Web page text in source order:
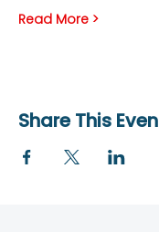
Read More >
Share This